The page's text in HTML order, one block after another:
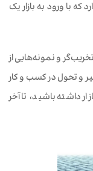
که با ورود به بازار یک
و نمونه‌هایی از
و تحول در کسب و کار
داشته باشید، تا آخر